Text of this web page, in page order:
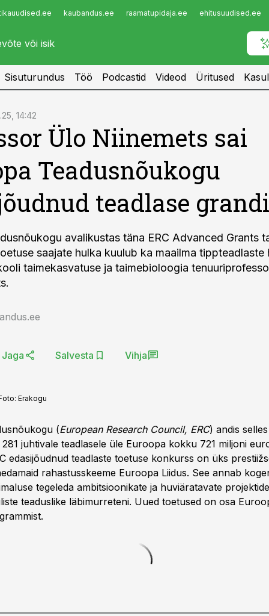
kaubandus.ee raamatupidaja.ee ehitusuudised.ee
Infopank
Sisuturundus Töö Podcastid Videod Üritused
14:42
Ülo Niinemets sai
Teadusnõukogu
teadlase grandi
avalikustas täna ERC Advanced Grants
saajate hulka kuulub ka maailma tippteadlaste
taimekasvatuse ja taimebioloogia
Jaga Salvesta Vihja
Erakogu
(European Research Council, ERC) andis selles
juhtivale teadlasele üle Euroopa kokku 721 miljoni
edasijõudnud teadlaste toetuse konkurss on üks
rahastusskeeme Euroopa Liidus. See annab
tegeleda ambitsioonikate ja huviäratavate
teaduslike läbimurreteni. Uued toetused on osa